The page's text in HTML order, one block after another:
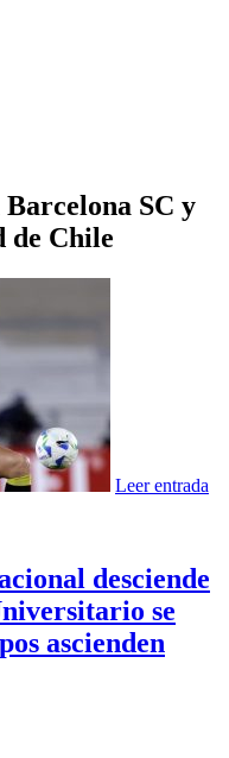
SC y
de Chile
Leer entrada
desciende
se
ascienden